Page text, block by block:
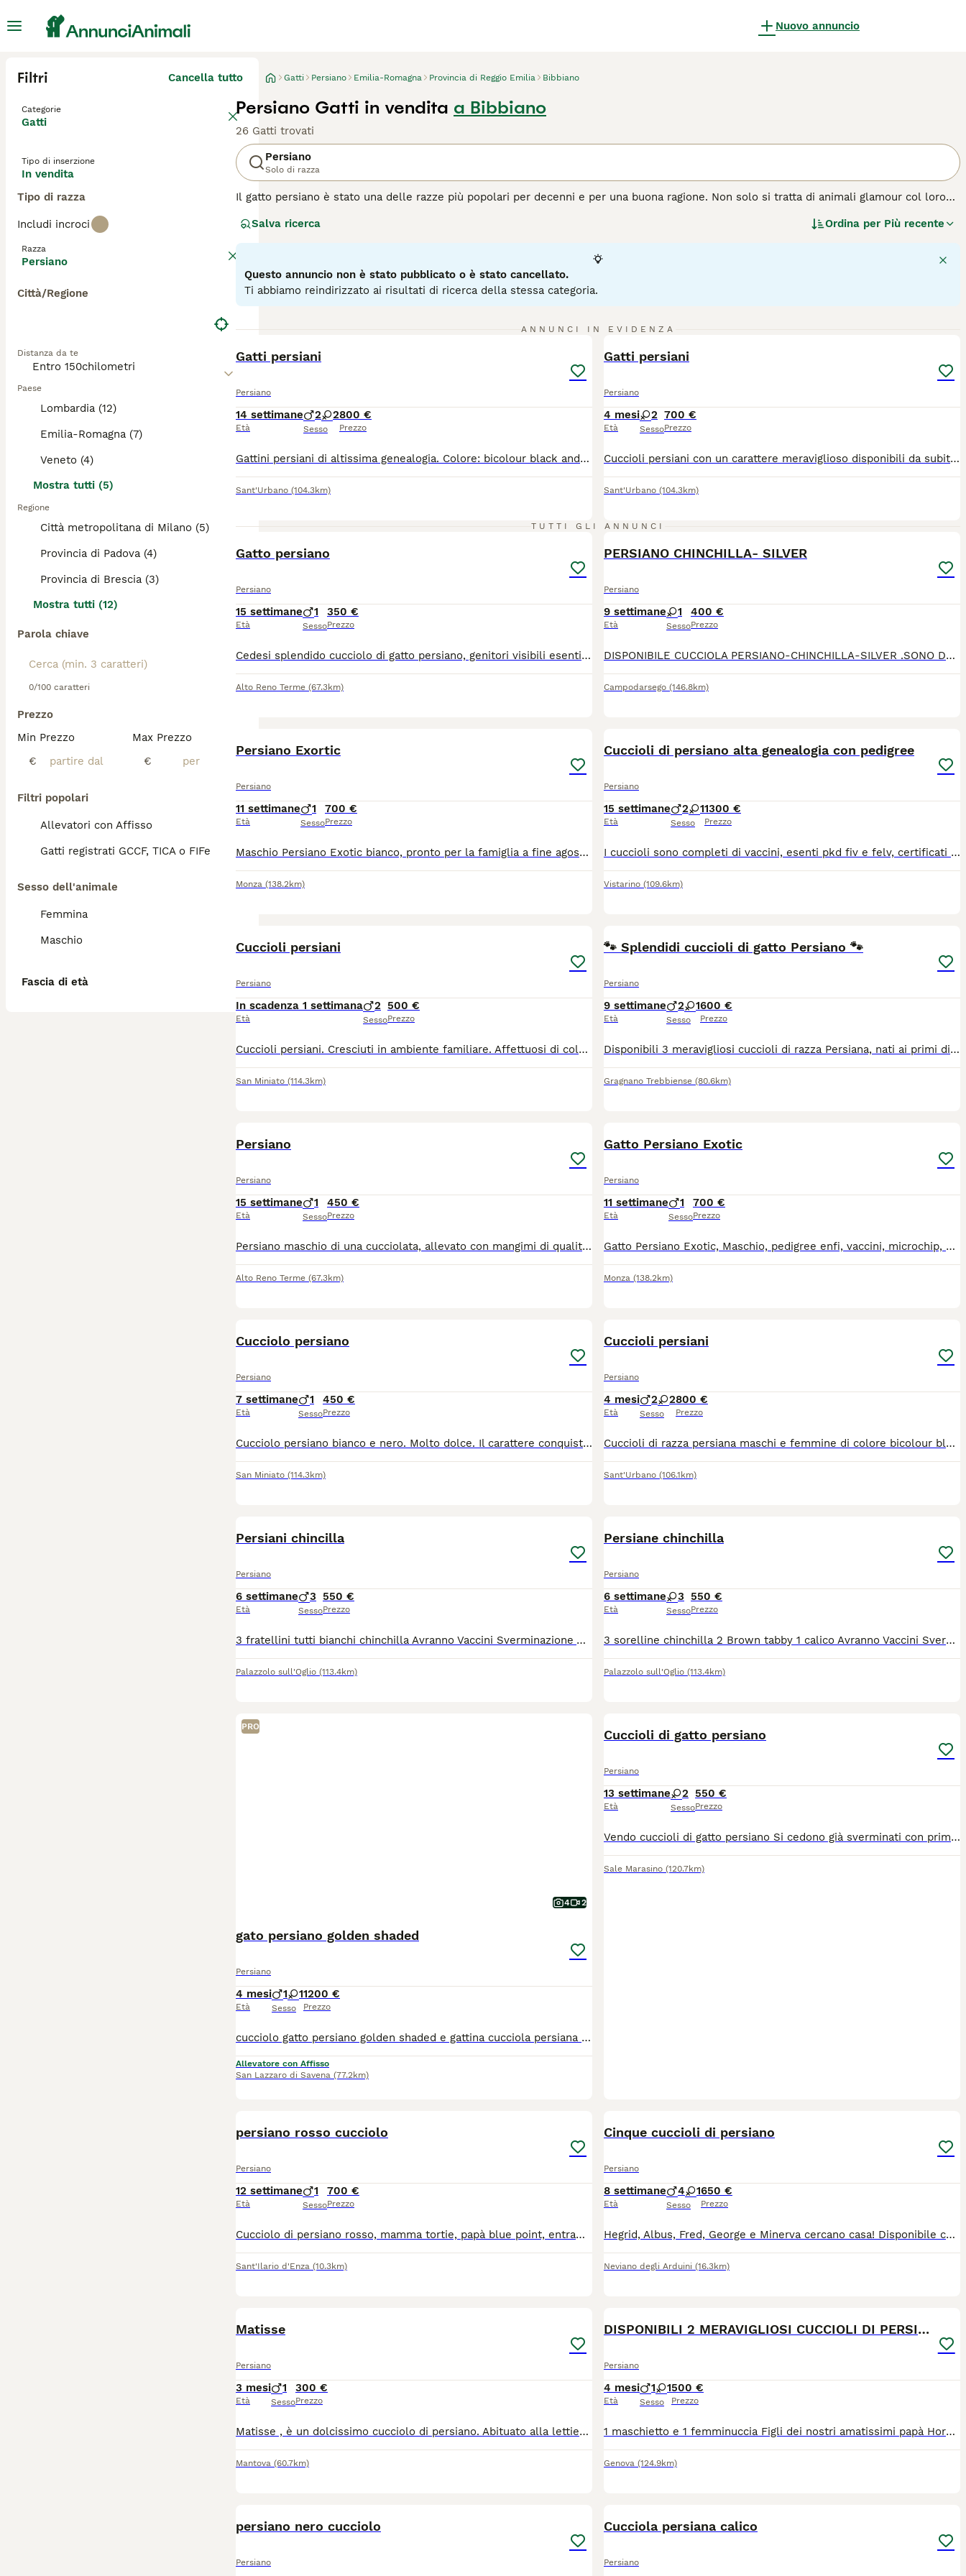
Nuovo annuncio
Filtri Cancella tutto
Categorie
Gatti
Tipo di inserzione
In vendita
Tipo di razza
Includi incroci
Razza
Persiano
Città/Regione
Distanza da te
Paese
Lombardia (12)
Emilia-Romagna (7)
Veneto (4)
Mostra tutti (5)
Regione
Città metropolitana di Milano (5)
Provincia di Padova (4)
Provincia di Brescia (3)
Mostra tutti (12)
Parola chiave
0/100 caratteri
Prezzo
Min Prezzo
€
Max Prezzo
€
Filtri popolari
Allevatori con Affisso
Gatti registrati GCCF, TICA o FIFe
Sesso dell'animale
Femmina
Maschio
Fascia di età
Gatti Persiano Emilia-Romagna Provincia di Reggio Emilia Bibbiano
Persiano Gatti in vendita a Bibbiano
26 Gatti trovati
Persiano
Solo di razza
Il gatto persiano è stato una delle razze più popolari per decenni e per una buona ragione. Non solo si tratta di animali glamour col loro
intelligenti, amano pensare alle cose prima di agire. I persiani hanno occhi meravigliosamente espressivi, che è solo uno dei motivi per
Leggi la nostra pagina di consigli sul Persiano per informazioni su questa razza di gatto.
Salva ricerca Ordina per Più recente
Questo annuncio non è stato pubblicato o è stato cancellato.
Ti abbiamo reindirizzato ai risultati di ricerca della stessa categoria.
ANNUNCI IN EVIDENZA
Gatti persiani
Persiano
14 settimane
Età
2 2
Sesso
800 €
Prezzo
Gattini persiani di altissima genealogia. Colore: bicolour black and white sono nati 28/04/2026 e saranno disponibili 28/07/2026 con la doppia sverminazione, doppio vaccino, controlli dal veterinario, passaggio di proprietà, pedigree Anfi. Carattere meraviglioso.
Sant'Urbano (104.3km)
Gatti persiani
Persiano
4 mesi
Età
2
Sesso
700 €
Prezzo
Cuccioli persiani con un carattere meraviglioso disponibili da subito. Vaccinazione completa, tutti trattamenti fatti ,microchip, passaggio di proprietà, pedigree Anfi. Per qualsiasi domanda scrivetemi. Con un prezzo speciale.
Sant'Urbano (104.3km)
TUTTI GLI ANNUNCI
Gatto persiano
Persiano
15 settimane
Età
1
Sesso
350 €
Prezzo
Cedesi splendido cucciolo di gatto persiano, genitori visibili esenti da FIV e FELV ; mamma chincillà silver , il papà persiano Himalayano tabby. Il cucciolo è nato il 20 Aprile 2026 , carattere dolce e affettuoso, cresciuti in ambiente domestico con cura e mangimi di alta qualità. Il cucciolo verrà ceduto con il vaccino trivalente, visita veterinaria, libretto sanitario, sverminato , abituato alla lettiera e al tira graffi . Per maggiori informazioni contattatemi.
Alto Reno Terme (67.3km)
PERSIANO CHINCHILLA- SILVER
Persiano
9 settimane
Età
1
Sesso
400 €
Prezzo
DISPONIBILE CUCCIOLA PERSIANO-CHINCHILLA-SILVER .SONO Dolcissima, amante delle coccole,abituata alla lettiera.I gattina va a casa nuova con libretto sanitario con primo vaccino e la sverminazione.Genitori visibili testati FIV-FELV - negattivi
Campodarsego (146.8km)
Persiano Exortic
Persiano
11 settimane
Età
1
Sesso
700 €
Prezzo
Maschio Persiano Exotic bianco, pronto per la famiglia a fine agosto, ciclo vaccini, microchip, pedigree ENFI, sverminato. La consegna viene effettuata dal veterinario che rilascia un certificato di ottima salute.
Monza (138.2km)
Cuccioli di persiano alta genealogia con pedigree
Persiano
15 settimane
Età
2 1
Sesso
1300 €
Prezzo
I cuccioli sono completi di vaccini, esenti pkd fiv e felv, certificati di buona salute, libretto sanitario, pedigree AFSI, altissima genealogia, allevamento riconosciuto WCF, no perditempo o curiosi, consulenza h24. I piccoli hanno un carattere dolcissimo e verranno consegnati direttamente da me. È gradita la presentazione.
Vistarino (109.6km)
Cuccioli persiani
Persiano
In scadenza 1 settimana
Età
2
Sesso
500 €
Prezzo
Cuccioli persiani. Cresciuti in ambiente familiare. Affettuosi di colore bianco e nero. Genitori visibili. Test genetici negativi. Completamente vaccinati
San Miniato (114.3km)
🐾 Splendidi cuccioli di gatto Persiano 🐾
Persiano
9 settimane
Età
2 1
Sesso
600 €
Prezzo
Disponibili 3 meravigliosi cuccioli di razza Persiana, nati ai primi di giugno: 2 maschietti e 1 femminuccia. ✨ Papà di alta genealogia ✨ Splendido pelo folto e caratteristico musetto persiano ✨ Cresciuti in ambiente familiare, abituati al contatto con le persone ✨ Già abituati all’uso della lettiera Cuccioli sani, socievoli e bellissimi, pronti per trovare una nuova famiglia amorevole. 📩 Per informazioni e foto/video aggiuntivi contattatemi in privato. 3287597498
Gragnano Trebbiense (80.6km)
Persiano
Persiano
15 settimane
Età
1
Sesso
450 €
Prezzo
Persiano maschio di una cucciolata, allevato con mangimi di qualità, abituato alla lettiera e al tira graffi, cedesi al compimento di 3 mesi(già fatti). Entrambi i genitori sono di mia proprietà è stato allevato con molta cura e coccole. Verrà ceduto avendo fatto: vaccino trivalente, sverminazione e antiparassitario. Sono disponibile per qualsiasi informazione.
Alto Reno Terme (67.3km)
Gatto Persiano Exotic
Persiano
11 settimane
Età
1
Sesso
700 €
Prezzo
Gatto Persiano Exotic, Maschio, pedigree enfi, vaccini, microchip, sverminazione. Mandare un wathsapp e vi richiamo, no perdita di tempo,
Monza (138.2km)
Cucciolo persiano
Persiano
7 settimane
Età
1
Sesso
450 €
Prezzo
Cucciolo persiano bianco e nero. Molto dolce. Il carattere conquista. Molto bello vaccinato e sveminato
San Miniato (114.3km)
Cuccioli persiani
Persiano
4 mesi
Età
2 2
Sesso
800 €
Prezzo
Cuccioli di razza persiana maschi e femmine di colore bicolour black and white con carattere meraviglioso disponibili a partire da 3 luglio. Con la doppia sverminazione doppio vaccino, passaggio di proprietà, Pedigree Anfi. Per qualsiasi domanda contattatemi.
Sant'Urbano (106.1km)
Persiani chincilla
Persiano
6 settimane
Età
3
Sesso
550 €
Prezzo
3 fratellini tutti bianchi chinchilla Avranno Vaccini Sverminazione Visite frequenti dal veterinario Microchip Test fiv, felv e pkd genitori negativi Abituati alla lettiera Carattere dolcissimo
Palazzolo sull'Oglio (113.4km)
Persiane chinchilla
Persiano
6 settimane
Età
3
Sesso
550 €
Prezzo
3 sorelline chinchilla 2 Brown tabby 1 calico Avranno Vaccini Sverminazione Visite frequenti dal veterinario Microchip Test fiv, felv e pkd genitori negativi Abituati alla lettiera Carattere dolcissimo
Palazzolo sull'Oglio (113.4km)
PRO
4 2
gato persiano golden shaded
Persiano
4 mesi
Età
1 1
Sesso
1200 €
Prezzo
cucciolo gatto persiano golden shaded e gattina cucciola persiana golden shaded da prestigioso allevamento , pedigree Anfi gatti nati il 17 marzo 2026 sono sottoposti a controlli sanitari trattamenti anti funghi pulci e vermi i genitori sono testati contro le principali malattie mangiano cibo di qualità ed integratori . seguiamo le famiglie che prendono i ns gatti durante tutta la vita del micio per indicazioni su alimentazione e condigli di gestione e sanitari. Non fatevi fuor viare da chi cede senza vaccini ne controlli sanitari i gatti vanno tenuti bene e curati e ci insegneremo come farlo al meglio. Pluriennale esperienza , gatti figli di campioni da esposizione pluripremiati
Allevatore con Affisso
San Lazzaro di Savena (77.2km)
Cuccioli di gatto persiano
Persiano
13 settimane
Età
2
Sesso
550 €
Prezzo
Vendo cuccioli di gatto persiano Si cedono già sverminati con prima vaccinazione fatta e libretto sanitario Sono già abituati alla lettiera e a mangiare da soli Il prezzo è trattabile
Sale Marasino (120.7km)
persiano rosso cucciolo
Persiano
12 settimane
Età
1
Sesso
700 €
Prezzo
Cucciolo di persiano rosso, mamma tortie, papà blue point, entrambi visibili con test pkd e fiv/felv. maschio , vivace coccolone in perfetta salute (sono 3 fratelli). Nato il 15/05/26
Sant'Ilario d'Enza (10.3km)
Cinque cuccioli di persiano
Persiano
8 settimane
Età
4 1
Sesso
650 €
Prezzo
Hegrid, Albus, Fred, George e Minerva cercano casa! Disponibile cucciolata di cinque gattini persiani nati il 11/06. Quattro maschietti ed una femminuccia, verranno ceduti a compimento dell'età adeguata con doppia vaccinazione, sverminazione e libretto sanitario in regola. Genitori visibili e testati FIV/FELV negativi. Crescono liberi in ambiente familiare, ben socializzati e a contatto con altri animali. Per venirli a conoscere, per informazioni o altre foto e/o video non esitate a contattarmi al 3519782275 tramite WHATSAPP.
Neviano degli Arduini (16.3km)
Matisse
Persiano
3 mesi
Età
1
Sesso
300 €
Prezzo
Matisse , è un dolcissimo cucciolo di persiano. Abituato alla lettiera e al tiragraffi. Cresciuto in ambiente domestico con la mamma e i fratellini. Si cede sverminato,vaccinato e svezzato
Mantova (60.7km)
DISPONIBILI 2 MERAVIGLIOSI CUCCIOLI DI PERSIANO
Persiano
4 mesi
Età
1 1
Sesso
500 €
Prezzo
1 maschietto e 1 femminuccia Figli dei nostri amatissimi papà Horus (persiano chincillà golden con pedigree) e mamma Udja (persiano tuxedo)Nati il 22 marzo, crescono in casa con noi come veri figli, tra coccole, giochi e tantissimo contatto umano Sono micetti dolcissimi, equilibrati e super coccoloni, già abituati alla lettiera e svezzati a 35 giorni. Cresciuti esclusivamente in ambiente domestico Abituati alle persone e alla vita in famiglia Carattere dolce e affettuoso Cedibili sverminati, vaccinati, non prima dei 2 mesi e mezzo, per rispettare i loro tempi di crescita
Genova (124.9km)
persiano nero cucciolo
Persiano
Cucciola persiana calico
Persiano